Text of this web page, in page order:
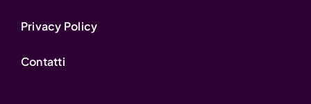
Privacy Policy
Contatti